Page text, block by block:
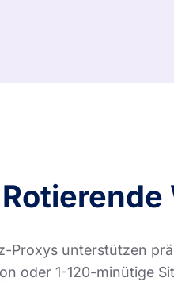
Proxys unterstützen
oder 1-120-minütige